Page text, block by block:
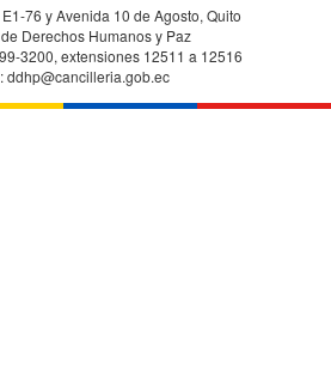
76 y Avenida 10 de Agosto, Quito
Derechos Humanos y Paz
3200, extensiones 12511 a 12516
ddhp@cancilleria.gob.ec